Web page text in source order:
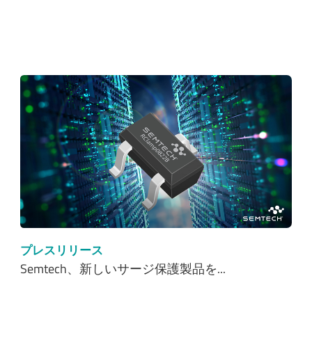
プレスリリース
Semtech、新しいサージ保護製品を...